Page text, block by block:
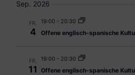
Sep. 2026
FR.
4
19:00 - 20:30
Offene englisch-spanische
FR.
11
19:00 - 20:30
Offene englisch-spanische